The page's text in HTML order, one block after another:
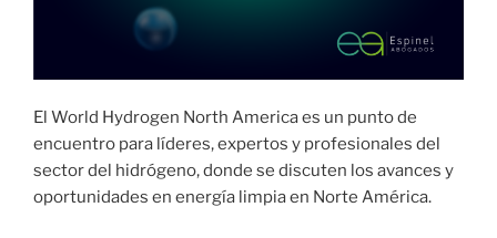
El World Hydrogen North America es un punto de
encuentro para líderes, expertos y profesionales del
sector del hidrógeno, donde se discuten los avances y
oportunidades en energía limpia en Norte América.